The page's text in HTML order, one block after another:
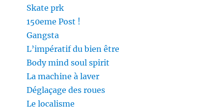
Skate prk
150eme Post !
Gangsta
L’impératif du bien être
Body mind soul spirit
La machine à laver
Déglaçage des roues
Le localisme